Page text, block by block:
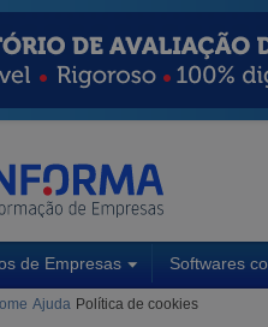
de Empresas Softwares
Ajuda Política de cookies